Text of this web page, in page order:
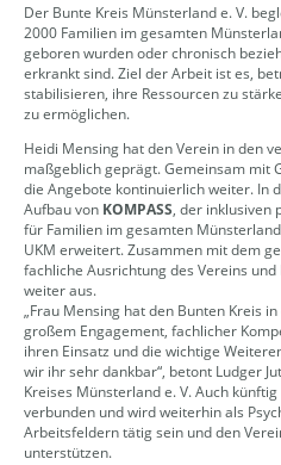
Der Bunte Kreis Münsterland e. V.
2000 Familien im gesamten
geboren wurden oder chronisch
erkrankt sind. Ziel der Arbeit ist es,
stabilisieren, ihre Ressourcen zu
zu ermöglichen.
Heidi Mensing hat den Verein in den
maßgeblich geprägt. Gemeinsam mit
die Angebote kontinuierlich weiter. In
Aufbau von KOMPASS, der inklusiven
für Familien im gesamten
UKM erweitert. Zusammen mit dem
fachliche Ausrichtung des Vereins
weiter aus.
„Frau Mensing hat den Bunten Kreis
großem Engagement, fachlicher
ihren Einsatz und die wichtige
wir ihr sehr dankbar“, betont Ludger
Kreises Münsterland e. V. Auch
verbunden und wird weiterhin als
Arbeitsfeldern tätig sein und den
unterstützen.